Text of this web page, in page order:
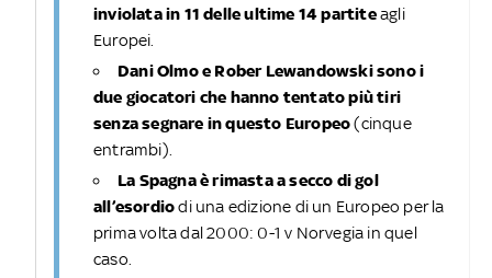
inviolata in 11 delle ultime 14 partiteagli
Europei.
Dani Olmo e Rober Lewandowski sono i
due giocatori che hanno tentato più tiri
senza segnare in questo Europeo(cinque
entrambi).
La Spagna è rimasta a secco di gol
all’esordiodi una edizione di un Europeo per la
prima volta dal 2000: 0-1 v Norvegia in quel
caso.